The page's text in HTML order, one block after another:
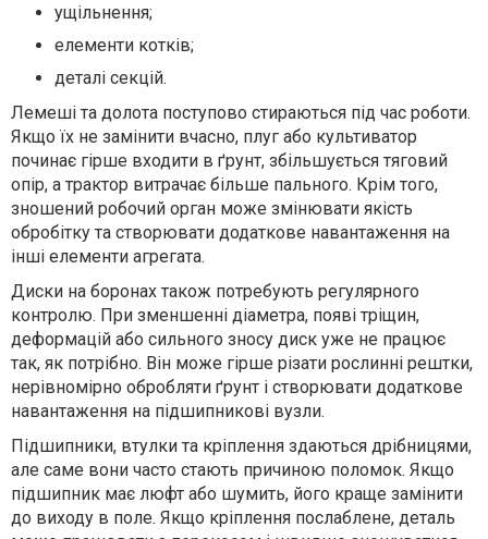
ущільнення;
елементи котків;
деталі секцій.
Лемеші та долота поступово стираються під час роботи.
Якщо їх не замінити вчасно, плуг або культиватор
починає гірше входити в ґрунт, збільшується тяговий
опір, а трактор витрачає більше пального. Крім того,
зношений робочий орган може змінювати якість
обробітку та створювати додаткове навантаження на
інші елементи агрегата.
Диски на боронах також потребують регулярного
контролю. При зменшенні діаметра, появі тріщин,
деформацій або сильного зносу диск уже не працює
так, як потрібно. Він може гірше різати рослинні рештки,
нерівномірно обробляти ґрунт і створювати додаткове
навантаження на підшипникові вузли.
Підшипники, втулки та кріплення здаються дрібницями,
але саме вони часто стають причиною поломок. Якщо
підшипник має люфт або шумить, його краще замінити
до виходу в поле. Якщо кріплення послаблене, деталь